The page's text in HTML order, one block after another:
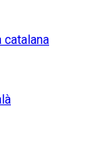
catalana